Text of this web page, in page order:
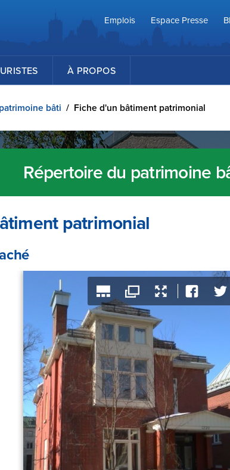
Emplois
Espace Presse
À PROPOS
bâti / Fiche d'un bâtiment patrimonial
Répertoire du patrimoine
patrimonial